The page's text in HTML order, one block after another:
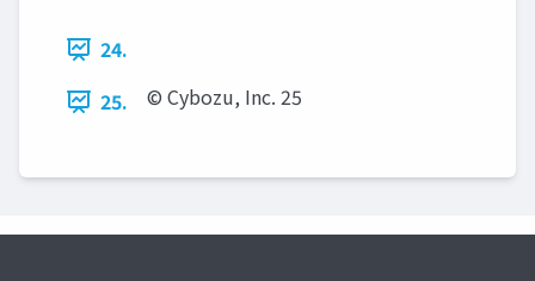
24.
25.
©️ Cybozu, Inc. 25